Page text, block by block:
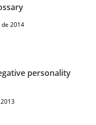
2014
personality